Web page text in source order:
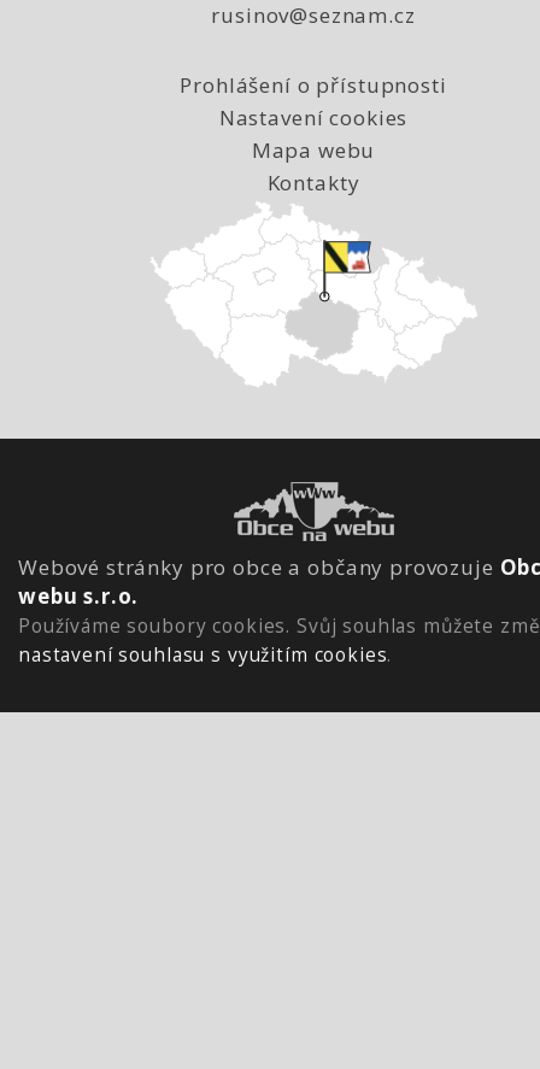
rusinov@seznam.cz
Prohlášení o přístupnosti
Nastavení cookies
Mapa webu
Kontakty
Webové stránky pro obce a občany provozuje
webu s.r.o.
Používáme soubory cookies. Svůj souhlas můžete
nastavení souhlasu s využitím cookies.